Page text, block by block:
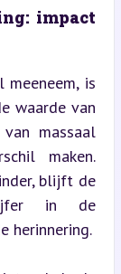
impact
is
waarde van
massaal
maken.
blijft de
in de
herinnering.